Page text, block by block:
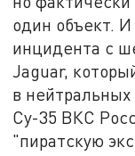
один объект.
инцидента с
Jaguar,
в
Су-35 ВКС
"пиратскую